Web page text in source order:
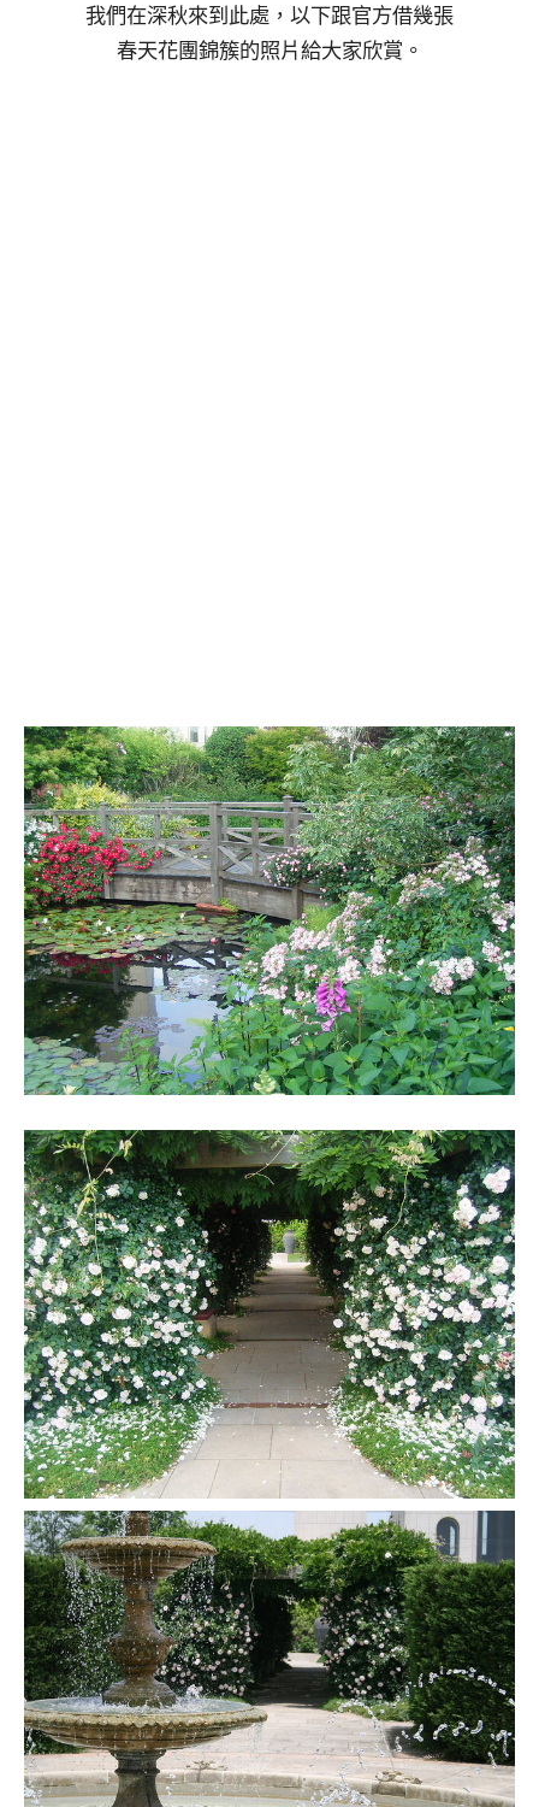
我們在深秋來到此處，以下跟官方借幾張
春天花團錦簇的照片給大家欣賞。